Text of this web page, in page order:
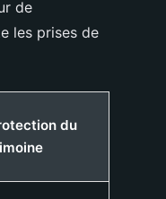
de
les prises de
du